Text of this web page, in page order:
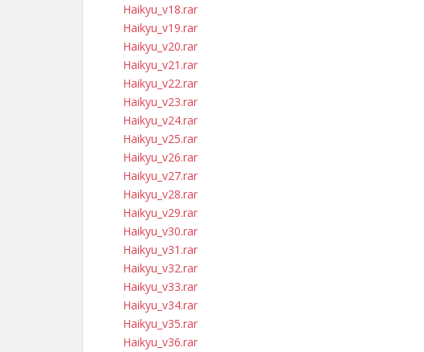
Haikyu_v18.rar
Haikyu_v19.rar
Haikyu_v20.rar
Haikyu_v21.rar
Haikyu_v22.rar
Haikyu_v23.rar
Haikyu_v24.rar
Haikyu_v25.rar
Haikyu_v26.rar
Haikyu_v27.rar
Haikyu_v28.rar
Haikyu_v29.rar
Haikyu_v30.rar
Haikyu_v31.rar
Haikyu_v32.rar
Haikyu_v33.rar
Haikyu_v34.rar
Haikyu_v35.rar
Haikyu_v36.rar